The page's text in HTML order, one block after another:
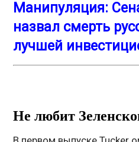
Манипуляция:
назвал смерть
лучшей
Не любит